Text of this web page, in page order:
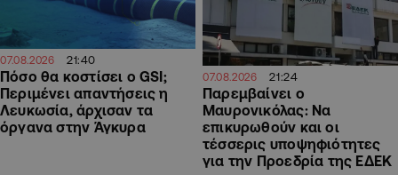
07.08.2026 21:40
Πόσο θα κοστίσει ο GSI;
Περιμένει απαντήσεις η
Λευκωσία, άρχισαν τα
όργανα στην Άγκυρα
07.08.2026 21:24
Παρεμβαίνει ο
Μαυρονικόλας: Να
επικυρωθούν και οι
τέσσερις υποψηφιότητες
για την Προεδρία της ΕΔΕΚ